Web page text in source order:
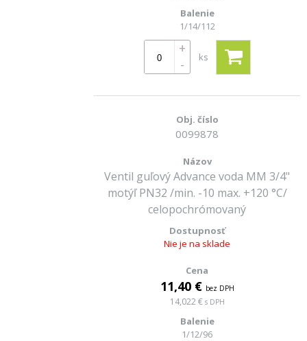
1/14/112
+
-
ks
0099878
Ventil guľový Advance voda MM 3/4"
motýľ PN32 /min. -10 max. +120 °C/
celopochrómovaný
Nie je na sklade
11,40 € bez DPH
14,022 € s DPH
1/12/96